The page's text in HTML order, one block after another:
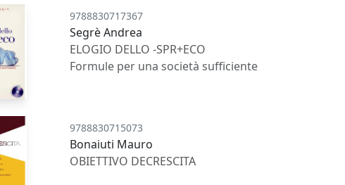
9788830717367
Segrè Andrea
ELOGIO DELLO -SPR+ECO
Formule per una società sufficiente
9788830715073
Bonaiuti Mauro
OBIETTIVO DECRESCITA